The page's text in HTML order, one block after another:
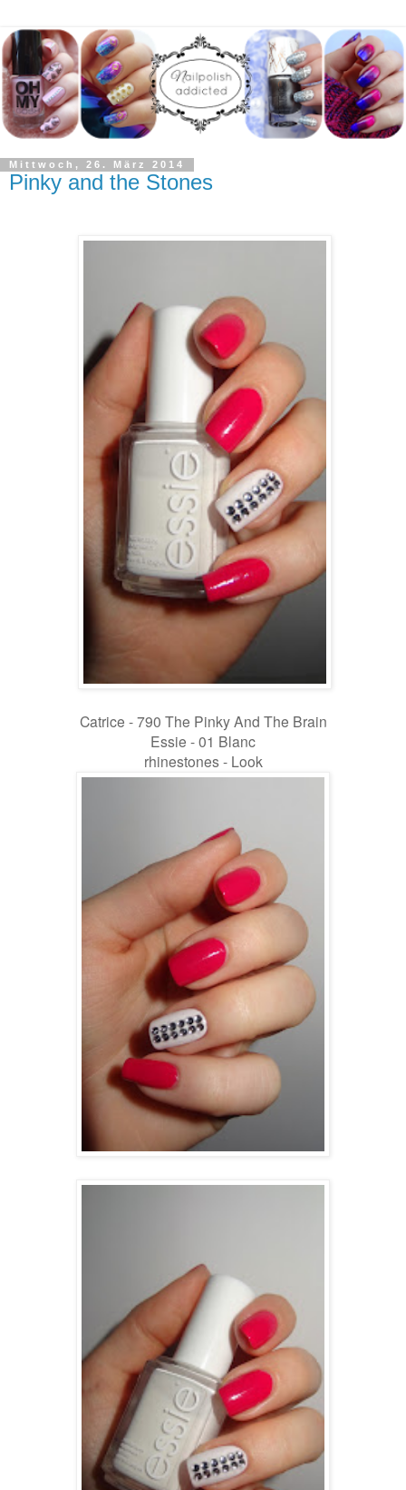
Mittwoch, 26. März 2014
Pinky and the Stones
Catrice - 790 The Pinky And The Brain
Essie - 01 Blanc
rhinestones - Look